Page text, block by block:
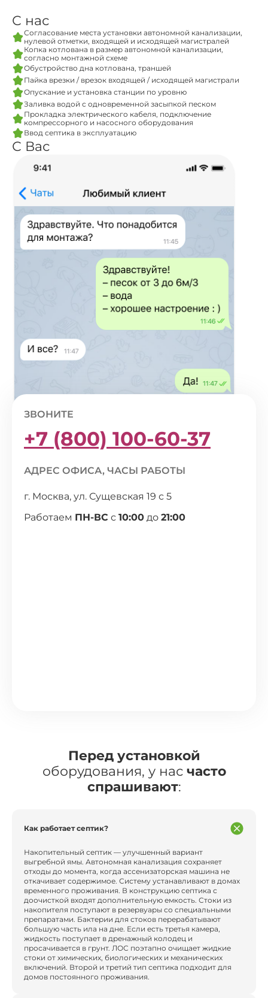
С нас
Согласование места установки автономной канализации,
нулевой отметки, входящей и исходящей магистралей
Копка котлована в размер автономной канализации,
согласно монтажной схеме
Обустройство дна котлована, траншей
Пайка врезки / врезок входящей / исходящей магистрали
Опускание и установка станции по уровню
Заливка водой с одновременной засыпкой песком
Прокладка электрического кабеля, подключение
компрессорного и насосного оборудования
Ввод септика в эксплуатацию
С Вас
ЗВОНИТЕ
+7 (800) 100-60-37
АДРЕС ОФИСА, ЧАСЫ РАБОТЫ
г. Москва, ул. Сущевская 19 с 5
Работаем ПН-ВС с 10:00 до 21:00
Перед установкой
оборудования, у нас часто
спрашивают:
Как работает септик?
Накопительный септик — улучшенный вариант
выгребной ямы. Автономная канализация сохраняет
отходы до момента, когда ассенизаторская машина не
откачивает содержимое. Систему устанавливают в домах
временного проживания. В конструкцию септика с
доочисткой входят дополнительную емкость. Стоки из
накопителя поступают в резервуары со специальными
препаратами. Бактерии для стоков перерабатывают
большую часть ила на дне. Если есть третья камера,
жидкость поступает в дренажный колодец и
просачивается в грунт. ЛОС поэтапно очищает жидкие
стоки от химических, биологических и механических
включений. Второй и третий тип септика подходит для
домов постоянного проживания.